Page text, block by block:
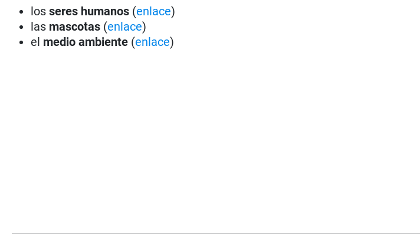
losseres humanos (enlace)
las mascotas (enlace)
el medio ambiente (enlace)